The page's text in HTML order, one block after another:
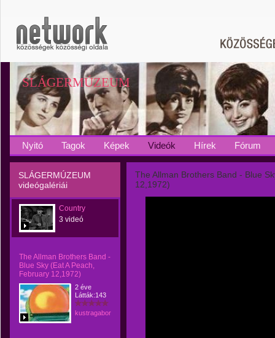
SLÁGERMÚZEUM
Nyitó Tagok Képek Videók Hírek Fórum
SLÁGERMÚZEUM
videógalériái
Country
3 videó
The Allman Brothers Band -
Blue Sky (Eat A Peach,
February 12,1972)
2 éve
Látták:143
kustragabor
The Allman Brothers Band - Blue
12,1972)